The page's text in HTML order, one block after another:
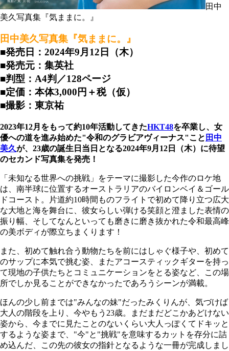
田中
美久写真集『気ままに。』
田中美久写真集『気ままに。』
■発売日：2024年9月12日（木）
■発売元：集英社
■判型：A4判／128ページ
■定価：本体3,000円＋税（仮）
■撮影：東京祐
2023年12月をもって約10年活動してきたHKT48を卒業し、女
優への道を進み始めた"令和のグラビアヴィーナス"こと 田中
美久が、23歳の誕生日当日となる2024年9月12日（木）に待望
のセカンド写真集を発売！
「未知なる世界への挑戦」をテーマに撮影した今作のロケ地
は、南半球に位置するオーストラリアのバイロンベイ＆ゴール
ドコースト。片道約10時間ものフライトで初めて降り立つ広大
な大地と海を舞台に、彼女らしい弾ける笑顔と澄ました表情の
振り幅、そしてなんといっても磨きに磨き抜かれた令和最高峰
の美ボディが際立ちまくります！
また、初めて触れ合う動物たちを前にはしゃぐ様子や、初めて
のサップに本気で挑む姿、またアコースティックギターを持っ
て現地の子供たちとコミュニケーションをとる姿など、この場
所でしか見ることができなかったであろうシーンが満載。
ほんの少し前までは"みんなの妹"だったみくりんが、気づけば
大人の階段を上り、今やもう23歳。まだまだどこかあどけない
姿から、今までに見たことのないくらい大人っぽくてドキッと
するような姿まで、"今"と"挑戦"を意味するカットを存分に詰
め込んだ、この先の彼女の指針となるような一冊が完成しまし